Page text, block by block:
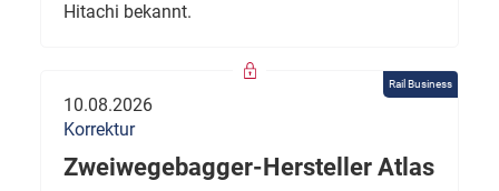
Hitachi bekannt.
Rail Business
10.08.2026
Korrektur
Zweiwegebagger-Hersteller Atlas